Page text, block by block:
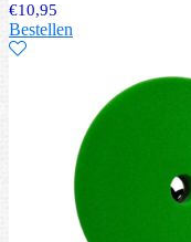
€10,95
Bestellen